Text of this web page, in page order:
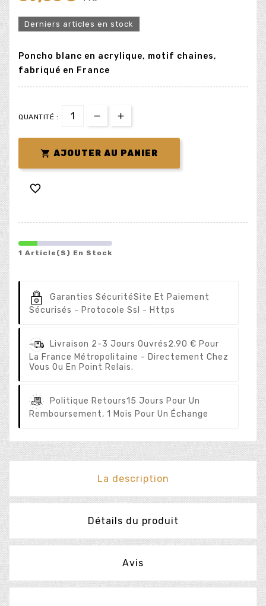
Derniers articles en stock
Poncho blanc en acrylique, motif chaines,
fabriqué en France
QUANTITÉ :
 AJOUTER AU PANIER

1 Article(s) En Stock
Garanties SécuritéSite Et Paiement
Sécurisés - Protocole Ssl - Https
Livraison 2-3 Jours Ouvrés2.90 € Pour
La France Métropolitaine - Directement Chez
Vous Ou En Point Relais.
Politique Retours15 Jours Pour Un
Remboursement, 1 Mois Pour Un Échange
La description
Détails du produit
Avis